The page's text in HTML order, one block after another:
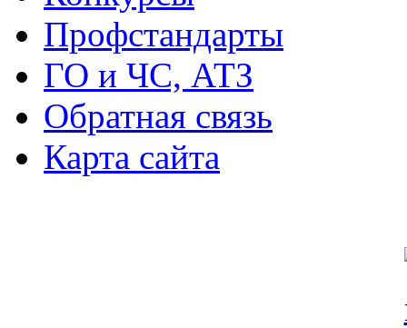
Профстандарты
ГО и ЧС, АТЗ
Обратная связь
Карта сайта